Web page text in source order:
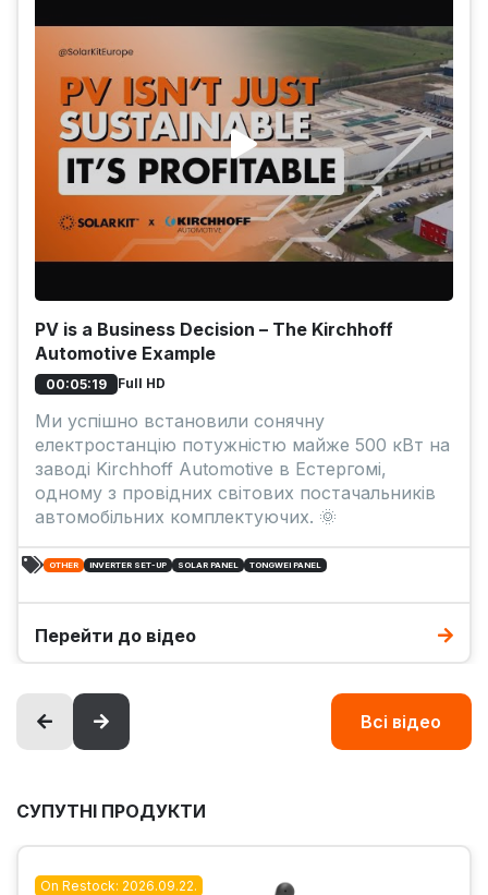
PV is a Business Decision – The Kirchhoff
Automotive Example
00:05:19 Full HD
Ми успішно встановили сонячну
електростанцію потужністю майже 500 кВт на
заводі Kirchhoff Automotive в Естергомі,
одному з провідних світових постачальників
автомобільних комплектуючих. 🌞
OTHER INVERTER SET-UP SOLAR PANEL TONGWEI PANEL
Перейти до відео
Всі відео
СУПУТНІ ПРОДУКТИ
On Restock: 2026.09.22.